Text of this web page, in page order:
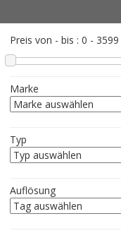
Preis von - bis : 0 - 3599
Marke
Typ
Auflösung